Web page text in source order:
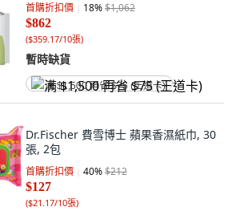
首購折扣價 18%$1,062
$862
($359.17/10張)
暫時缺貨
满 $1,500 再省 $75 (王道卡)
Dr.Fischer 費雪博士 蘋果香濕紙巾, 30
張, 2包
首購折扣價 40%$212
$127
($21.17/10張)